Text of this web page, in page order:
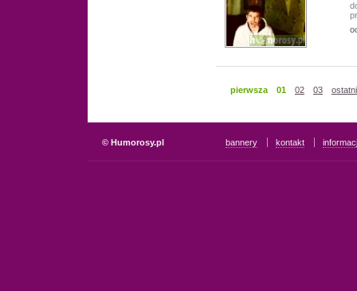
pierwsza 01 02 03
© Humorosy.pl bannery kontakt